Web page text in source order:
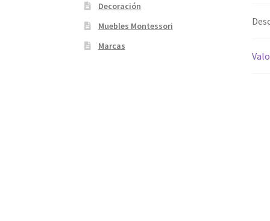
Decoración
Muebles Montessori
Marcas